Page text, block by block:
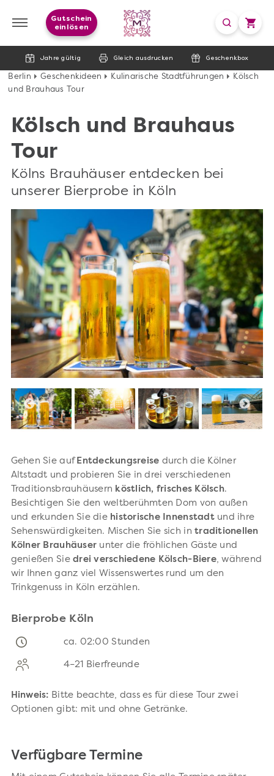
Jahre gültig Gleich ausdrucken Geschenkbox
Gutschein
einlösen
Berlin Geschenkideen Kulinarische Stadtführungen
Kölsch
und Brauhaus Tour
Kölsch und Brauhaus
Tour
Kölns Brauhäuser entdecken bei
unserer Bierprobe in Köln
Gehen Sie auf Entdeckungsreise durch die Kölner
Altstadt und probieren Sie in drei verschiedenen
Traditionsbrauhäusern köstlich, frisches Kölsch.
Besichtigen Sie den weltberühmten Dom von außen
und erkunden Sie die historische Innenstadtund ihre
Sehenswürdigkeiten. Mischen Sie sich in traditionellen
Kölner Brauhäuser unter die fröhlichen Gäste und
genießen Siedrei verschiedene Kölsch-Biere, während
wir Ihnen ganz viel Wissenswertes rund um den
Trinkgenuss in Köln erzählen.
Bierprobe Köln
ca. 02:00 Stunden
4–21 Bierfreunde
Hinweis: Bitte beachte, dass es für diese Tour zwei
Optionen gibt: mit und ohne Getränke.
Verfügbare Termine